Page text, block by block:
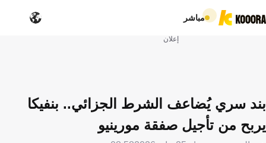
مباشر
إعلان
بند سري يُضاعف الشرط الجزائي.. بنفيكا
يربح من تأجيل صفقة مورينيو